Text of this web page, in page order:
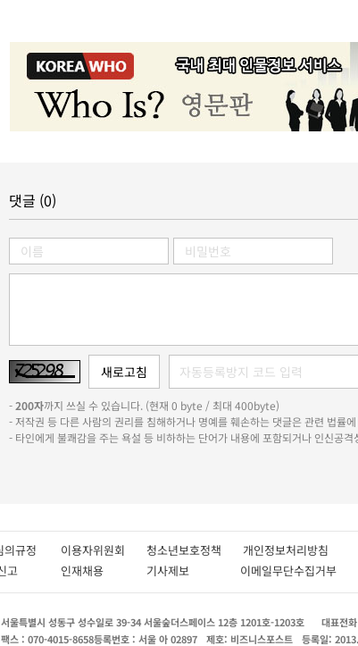
댓글 (0)
-200자까지 쓰실 수 있습니다. (현재 0 byte / 최대 400byte)
- 저작권 등 다른 사람의 권리를 침해하거나 명예를 훼손하는 댓글은 관련 법률
- 타인에게 불쾌감을 주는 욕설 등 비하하는 단어가 내용에 포함되거나 인신공
의규정 이용자위원회 청소년보호정책 개인정보처리방침
신고 인재채용 기사제보 이메일무단수집거부
서울특별시 성동구 성수일로 39-34 서울숲더스페이스 12층 1201호-1203호 대표전
팩스 : 070-4015-8658등록번호 : 서울 아 02897 제호: 비즈니스포스트 등록일: